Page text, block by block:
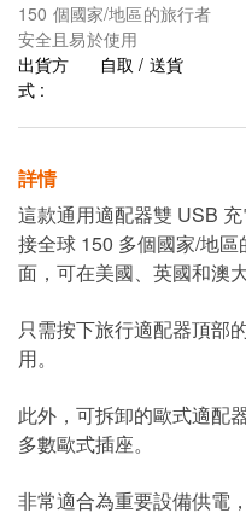
150 個國家/地區的旅行者
安全且易於使用
出貨方
式 :
自取 / 送貨
詳情
這款通用適配器雙 USB
接全球 150 多個國家/地
面，可在美國、英國和澳
只需按下旅行適配器頂部
用。
此外，可拆卸的歐式適配
多數歐式插座。
非常適合為重要設備供電